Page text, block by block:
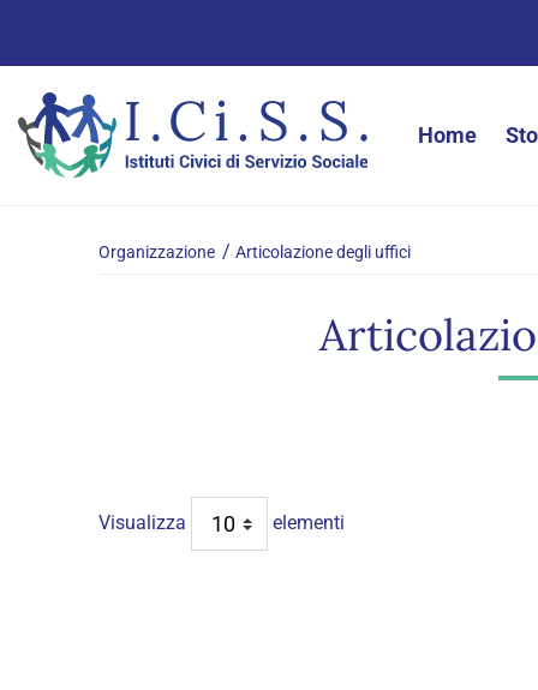
Home
Organizzazione Articolazione degli uffici
Visualizza elementi